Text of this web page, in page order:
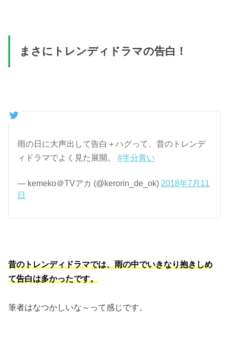
まさにトレンディドラマの告白！
雨の日に大声出して告白＋ハグって、昔のトレンデ
ィドラマでよく見た展開。#半分青い
— kemeko＠TVアカ (@kerorin_de_ok) 2018年7月11
日
昔のトレンディドラマでは、雨の中でいきなり抱きしめ
て告白は多かったです。
筆者はなつかしいな～って感じです。